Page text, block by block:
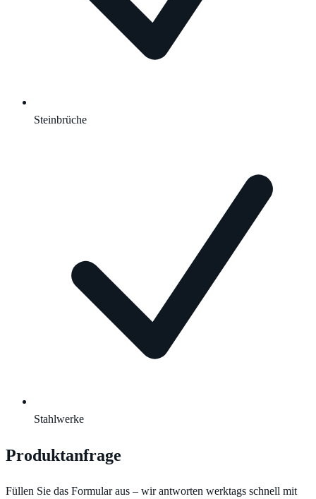
Steinbrüche
Stahlwerke
Produktanfrage
Füllen Sie das Formular aus – wir antworten werktags schnell mit